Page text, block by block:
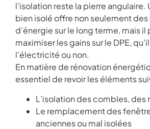
l’isolation reste la pierre angulaire.
bien isolé offre non seulement
d’énergie sur le long terme, mais
maximiser les gains sur le DPE,
l’électricité ou non.
En matière de rénovation
essentiel de revoir les éléments
L’isolation des combles, des
Le remplacement des
anciennes ou mal isolées